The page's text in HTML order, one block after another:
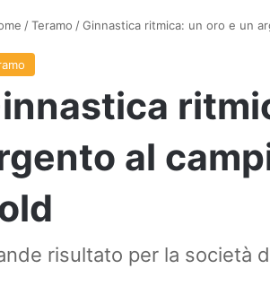
/Teramo /Ginnastica ritmica: un oro e un
al
risultato per la società